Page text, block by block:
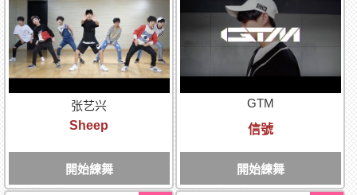
张艺兴
Sheep
開始練舞
GTM
信號
開始練舞